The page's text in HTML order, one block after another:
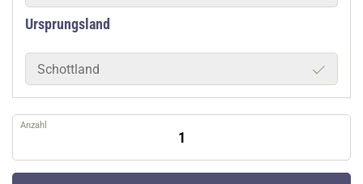
Ursprungsland
Schottland
Anzahl